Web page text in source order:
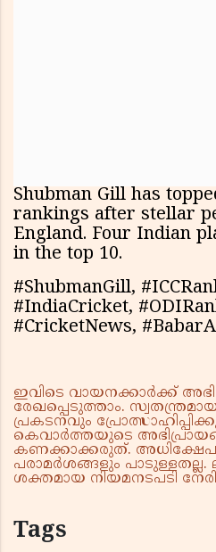
Shubman Gill has
rankings after stellar
England. Four Indian
in the top 10.
#ShubmanGill,
#IndiaCricket,
#CricketNews,
ഇവിടെ വായനക്കാർക്ക്
രേഖപ്പെടുത്താം.
പ്രകടനവും
കെവാർത്തയുടെ
കണക്കാക്കരുത്.
പരാമർശങ്ങളും
ശക്തമായ നിയമനടപടി
Tags